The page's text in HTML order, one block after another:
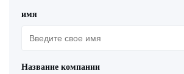
имя
Название компании